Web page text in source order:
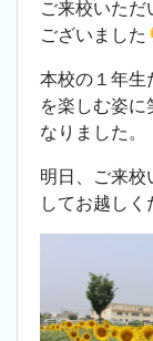
ご来校いただ
ございました
本校の１年生
を楽しむ姿
なりました。
明日、ご来校
してお越し